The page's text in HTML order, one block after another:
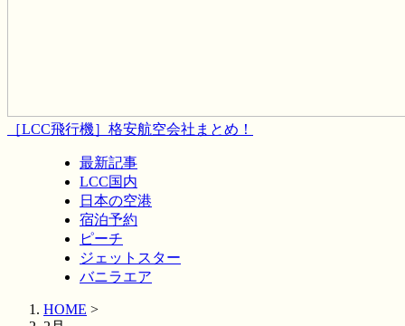
［LCC飛行機］格安航空会社まとめ！
最新記事
LCC国内
日本の空港
宿泊予約
ピーチ
ジェットスター
バニラエア
HOME >